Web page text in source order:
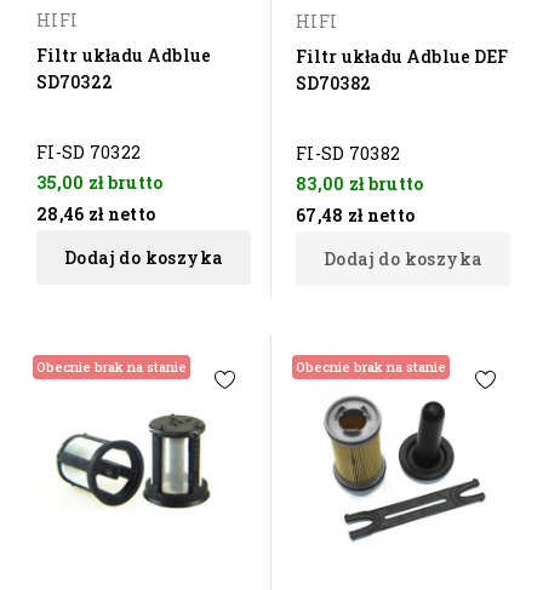
HIFI
Filtr układu Adblue
SD70322
FI-SD 70322
35,00 złbrutto
28,46 zł netto
Dodaj do koszyka
HIFI
Filtr układu Adblue DEF
SD70382
FI-SD 70382
83,00 złbrutto
67,48 zł netto
Dodaj do koszyka
Obecnie brak na stanie Obecnie brak na stanie